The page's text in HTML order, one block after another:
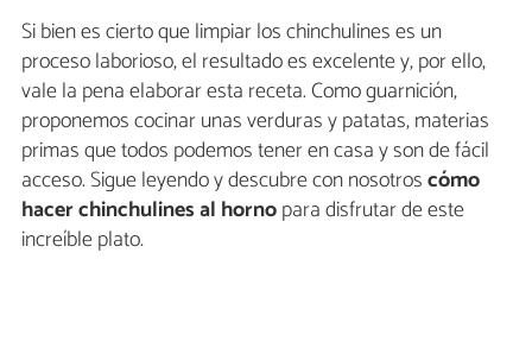
Si bien es cierto que limpiar los chinchulines es un
proceso laborioso, el resultado es excelente y, por ello,
vale la pena elaborar esta receta. Como guarnición,
proponemos cocinar unas verduras y patatas, materias
primas que todos podemos tener en casa y son de fácil
acceso. Sigue leyendo y descubre con nosotroscómo
hacer chinchulines al hornopara disfrutar de este
increíble plato.